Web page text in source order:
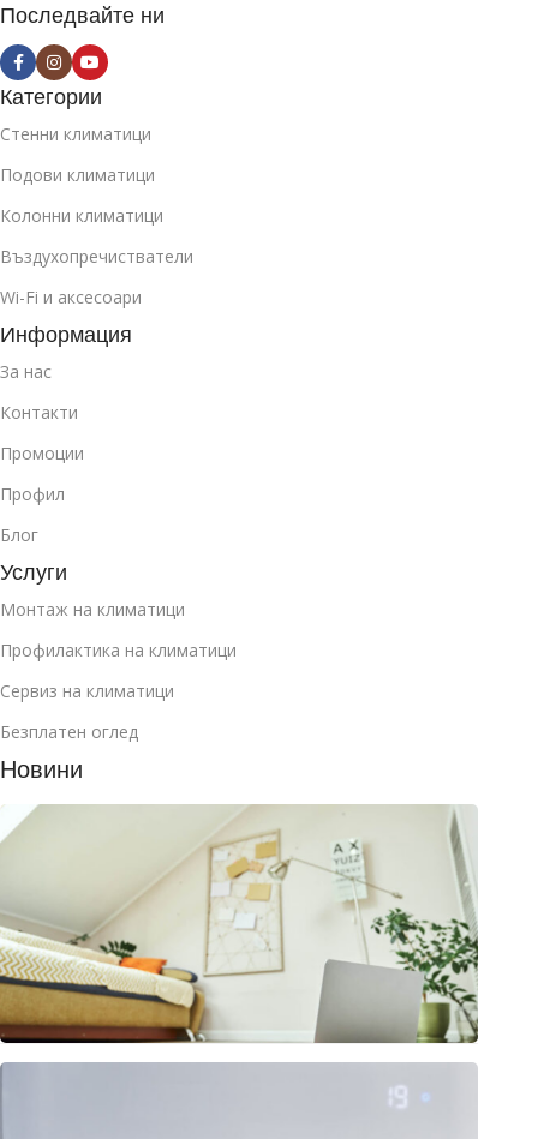
Последвайте ни
Категории
Стенни климатици
Подови климатици
Колонни климатици
Въздухопречистватели
Wi-Fi и аксесоари
Информация
За нас
Контакти
Промоции
Профил
Блог
Услуги
Монтаж на климатици
Профилактика на климатици
Сервиз на климатици
Безплатен оглед
Новини